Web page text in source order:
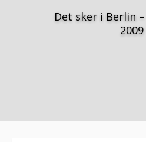
Det sker i Berlin
2009